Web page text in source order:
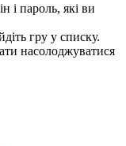
і пароль, які ви
гру у списку.
насолоджуватися